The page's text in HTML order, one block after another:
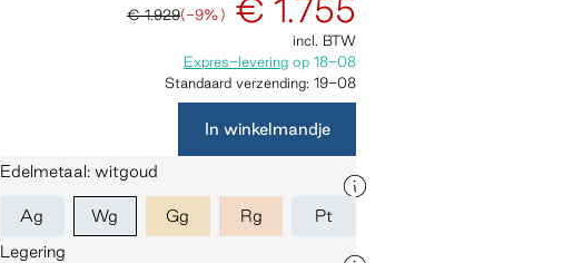
€ 1.929(-9%) € 1.755
incl. BTW
Expres-levering op 18-08
Standaard verzending: 19-08
In winkelmandje
Edelmetaal: witgoud
Ag Wg Gg Rg
Pt
Legering